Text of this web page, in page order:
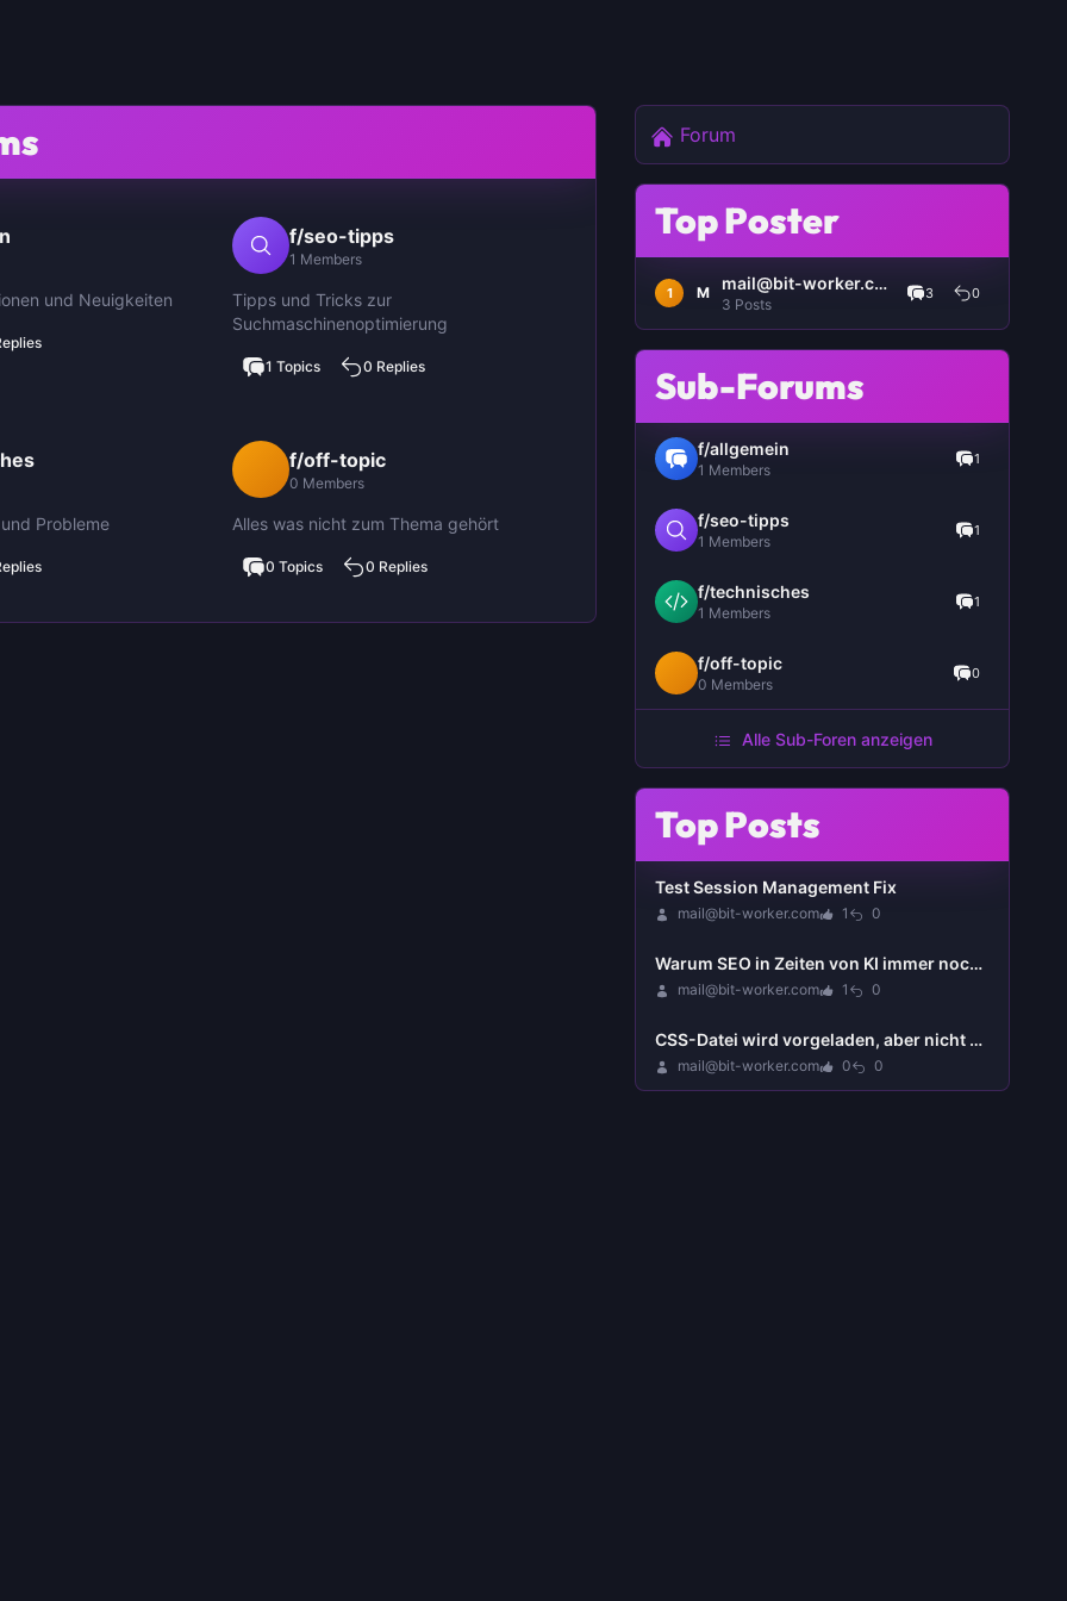
und Neuigkeiten
f/seo-tipps
1 Members
Tipps und Tricks zur
Suchmaschinenoptimierung
1 Topics 0 Replies
Probleme
f/off-topic
0 Members
Alles was nicht zum Thema gehört
0 Topics 0 Replies
Forum
Top Poster
1 M mail@bit-worker.com
3 Posts
3 0
Sub-Forums
f/allgemein
1 Members
1
f/seo-tipps
1 Members
1
f/technisches
1 Members
1
f/off-topic
0 Members
0
Alle Sub-Foren anzeigen
Top Posts
Test Session Management Fix
mail@bit-worker.com 1 0
Warum SEO in Zeiten von KI immer noch wichtiger ist - GEO: Das neue Buzzword 2025
mail@bit-worker.com 1 0
CSS-Datei wird vorgeladen, aber nicht rechtzeitig genutzt - Preload-Warnung
mail@bit-worker.com 0 0